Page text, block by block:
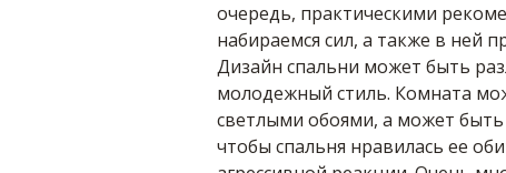
очередь, практическими
набираемся сил, а также в ней
Дизайн спальни может быть
молодежный стиль. Комната
светлыми обоями, а может
чтобы спальня нравилась ее